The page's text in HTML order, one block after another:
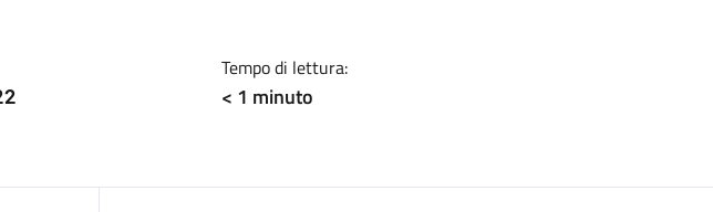
Tempo di lettura:
< 1 minuto